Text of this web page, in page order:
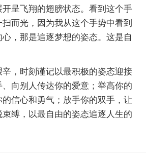
呈飞翔的翅膀状态。看到这个手
而光，因为我从这个手势中看到
，那是追逐梦想的姿态。这是自
，时刻谨记以最积极的姿态迎接
向别人传达你的爱意；举高你的
信心和勇气；放手你的双手，让
缚，以最自由的姿态追逐人生的